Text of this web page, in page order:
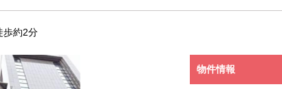
歩約2分
物件情報